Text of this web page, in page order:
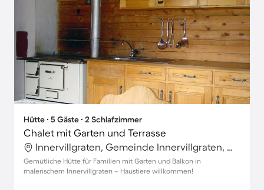
Hütte ∙ 5 Gäste ∙ 2 Schlafzimmer
Chalet mit Garten und Terrasse
Innervillgraten, Gemeinde Innervillgraten, Österreich
Gemütliche Hütte für Familien mit Garten und Balkon in
malerischem Innervillgraten – Haustiere willkommen!